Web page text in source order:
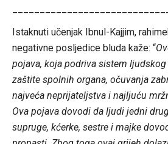
Istaknuti učenjak Ibnul-Kajjim,
negativne posljedice bluda kaže: “
pojava, koja podriva sistem
zaštite spolnih organa, očuvanja
najveća neprijateljstva i najljuću
Ova pojava dovodi da ljudi jedni
supruge, kćerke, sestre i majke